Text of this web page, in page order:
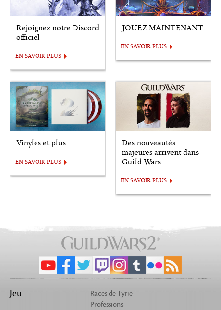
Rejoignez notre Discord
officiel
EN SAVOIR PLUS
JOUEZ MAINTENANT
EN SAVOIR PLUS
Vinyles et plus
EN SAVOIR PLUS
Des nouveautés
majeures arrivent dans
Guild Wars.
EN SAVOIR PLUS
Jeu
Races de Tyrie
Professions